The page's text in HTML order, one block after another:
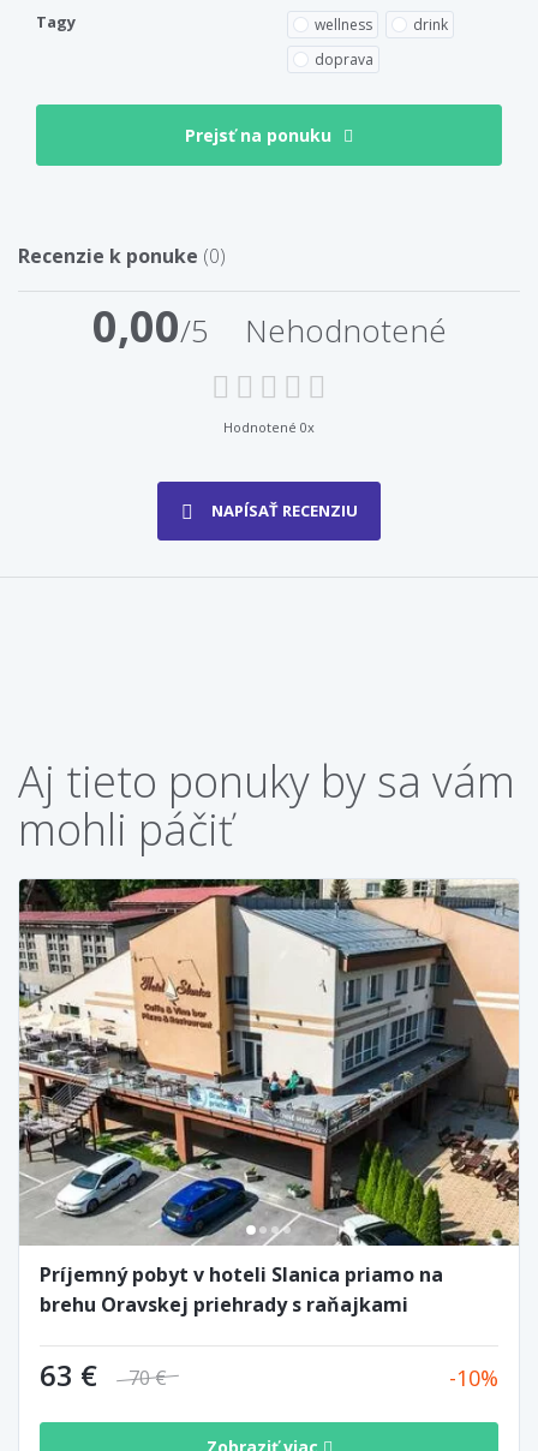
Tagy wellness
drink
doprava
Prejsť na ponuku
Recenzie k ponuke (0)
0,00/5 Nehodnotené
Hodnotené 0x
NAPÍSAŤ RECENZIU
Aj tieto ponuky by sa vám
mohli páčiť
Príjemný pobyt v hoteli Slanica priamo na
brehu Oravskej priehrady s raňajkami
63 € 70 € 10
Zobraziť viac